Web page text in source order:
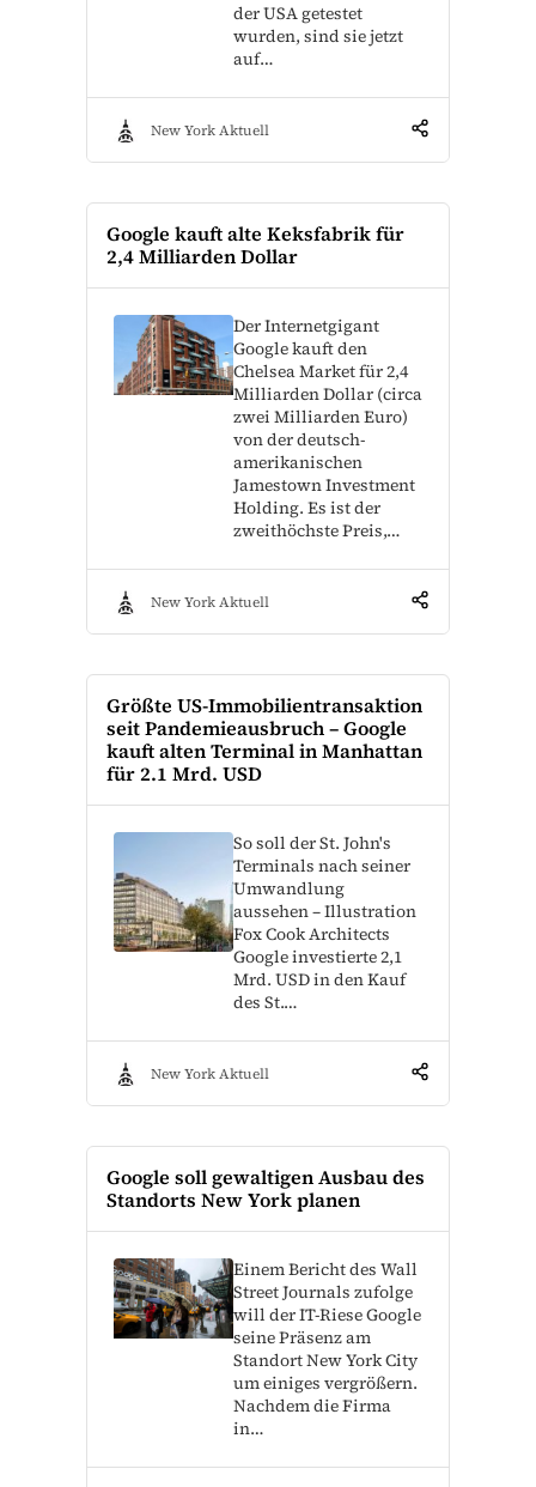
der USA getestet
wurden, sind sie jetzt
auf…
New York Aktuell
Google kauft alte Keksfabrik für
2,4 Milliarden Dollar
Der Internetgigant
Google kauft den
Chelsea Market für 2,4
Milliarden Dollar (circa
zwei Milliarden Euro)
von der deutsch-
amerikanischen
Jamestown Investment
Holding. Es ist der
zweithöchste Preis,…
New York Aktuell
Größte US-Immobilientransaktion
seit Pandemieausbruch – Google
kauft alten Terminal in Manhattan
für 2.1 Mrd. USD
So soll der St. John's
Terminals nach seiner
Umwandlung
aussehen – Illustration
Fox Cook Architects
Google investierte 2,1
Mrd. USD in den Kauf
des St.…
New York Aktuell
Google soll gewaltigen Ausbau des
Standorts New York planen
Einem Bericht des Wall
Street Journals zufolge
will der IT-Riese Google
seine Präsenz am
Standort New York City
um einiges vergrößern.
Nachdem die Firma
in…